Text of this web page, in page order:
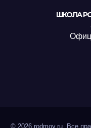
ШКОЛА
© 2026 rodmoy.ru. Все